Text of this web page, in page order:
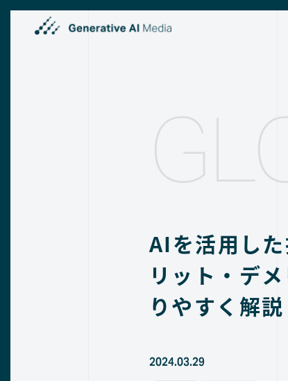
AIを活用し
リット・デ
りやすく解説
2024.03.29